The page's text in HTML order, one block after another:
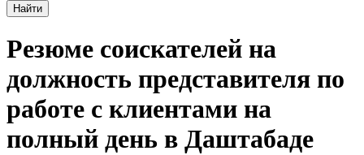
Найти
Резюме соискателей на
должность представителя по
работе с клиентами на
полный день в Даштабаде